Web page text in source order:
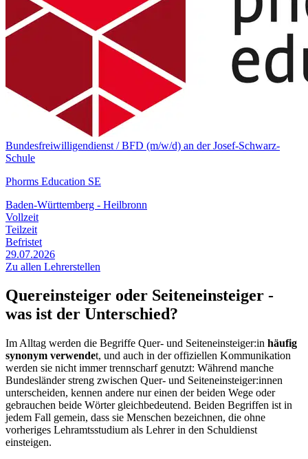
Bundesfreiwilligendienst / BFD (m/w/d) an der Josef-Schwarz-
Schule
Phorms Education SE
Baden-Württemberg - Heilbronn
Vollzeit
Teilzeit
Befristet
29.07.2026
Zu allen Lehrerstellen
Quereinsteiger oder Seiteneinsteiger -
was ist der Unterschied?
Im Alltag werden die Begriffe Quer- und Seiteneinsteiger:in häufig
synonym verwendet, und auch in der offiziellen Kommunikation
werden sie nicht immer trennscharf genutzt: Während manche
Bundesländer streng zwischen Quer- und Seiteneinsteiger:innen
unterscheiden, kennen andere nur einen der beiden Wege oder
gebrauchen beide Wörter gleichbedeutend. Beiden Begriffen ist in
jedem Fall gemein, dass sie Menschen bezeichnen, die ohne
vorheriges Lehramtsstudium als Lehrer in den Schuldienst
einsteigen.